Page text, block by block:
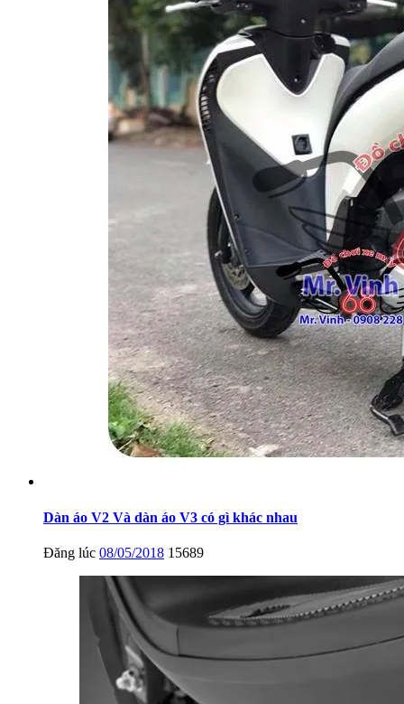
Dàn áo V2 Và dàn áo V3 có gì khác nhau
Đăng lúc 08/05/2018 15689